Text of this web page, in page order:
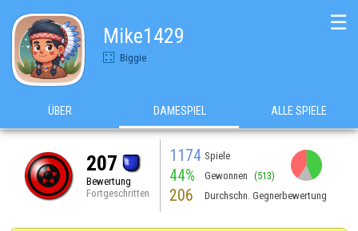
Mike1429
Biggie
☰
ÜBER DAMESPIEL ALLE SPIELE
207
Bewertung
Fortgeschritten
1174 Spiele
44% Gewonnen (513)
206 Durchschn. Gegnerbewertung